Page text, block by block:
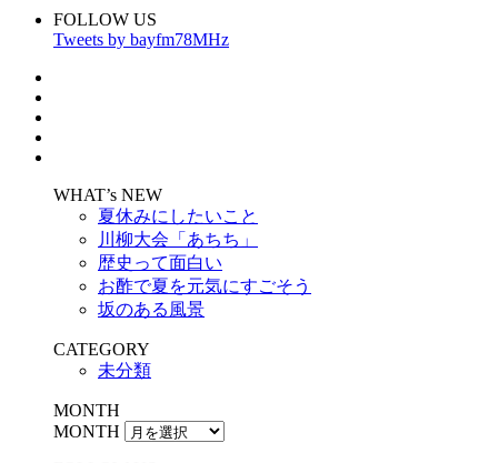
FOLLOW US
Tweets by bayfm78MHz
WHAT’s NEW
夏休みにしたいこと
川柳大会「あちち」
歴史って面白い
お酢で夏を元気にすごそう
坂のある風景
CATEGORY
未分類
MONTH
MONTH